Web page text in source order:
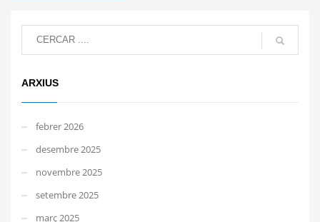
ARXIUS
febrer 2026
desembre 2025
novembre 2025
setembre 2025
març 2025